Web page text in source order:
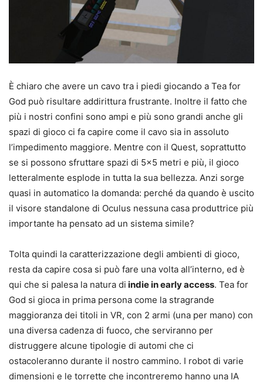
È chiaro che avere un cavo tra i piedi giocando a Tea for
God può risultare addirittura frustrante. Inoltre il fatto che
più i nostri confini sono ampi e più sono grandi anche gli
spazi di gioco ci fa capire come il cavo sia in assoluto
l’impedimento maggiore. Mentre con il Quest, soprattutto
se si possono sfruttare spazi di 5×5 metri e più, il gioco
letteralmente esplode in tutta la sua bellezza. Anzi sorge
quasi in automatico la domanda: perché da quando è uscito
il visore standalone di Oculus nessuna casa produttrice più
importante ha pensato ad un sistema simile?
Tolta quindi la caratterizzazione degli ambienti di gioco,
resta da capire cosa si può fare una volta all’interno, ed è
qui che si palesa la natura di indie in early access. Tea for
God si gioca in prima persona come la stragrande
maggioranza dei titoli in VR, con 2 armi (una per mano) con
una diversa cadenza di fuoco, che serviranno per
distruggere alcune tipologie di automi che ci
ostacoleranno durante il nostro cammino. I robot di varie
dimensioni e le torrette che incontreremo hanno una IA